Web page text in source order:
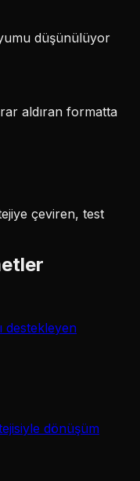
düşünülüyor
aldıran formatta
çeviren, test
destekleyen
dönüşüm